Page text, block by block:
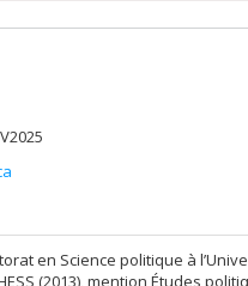
en Science politique à
(2013), mention Études